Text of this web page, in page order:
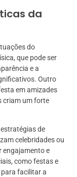
da
do
que pode ser
e a
Outro
em amizades
criam um forte
de
celebridades ou
engajamento e
como festas e
facilitar a